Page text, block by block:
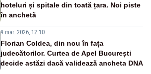
hoteluri și spitale din toată țara. Noi piste
în anchetă
9 mar. 2026, 12:10
Florian Coldea, din nou în fața
judecătorilor. Curtea de Apel București
decide astăzi dacă validează ancheta DNA